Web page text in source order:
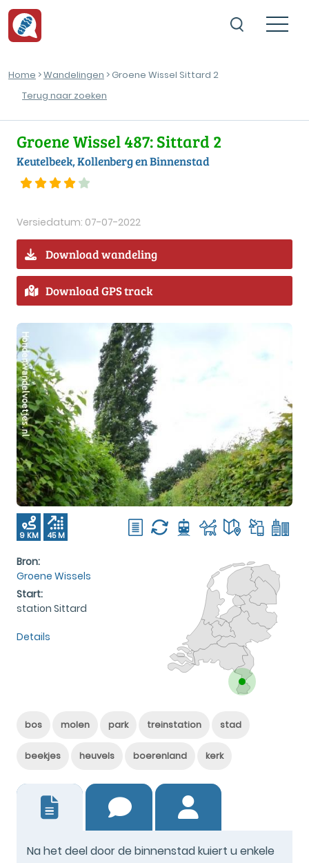
Home >Wandelingen > Groene Wissel Sittard 2
Terug naar zoeken
Groene Wissel 487: Sittard 2
Keutelbeek, Kollenberg en Binnenstad
Versiedatum: 07-07-2022
Download wandeling
Download GPS track
9 KM 45 M
Bron:
Groene Wissels
Start:
station Sittard
Details
bos molen park treinstation stad
beekjes heuvels boerenland kerk
Na het deel door de binnenstad kuiert u enkele